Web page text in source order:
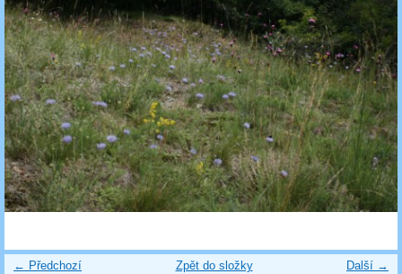
← Předchozí Další →
Zpět do složky